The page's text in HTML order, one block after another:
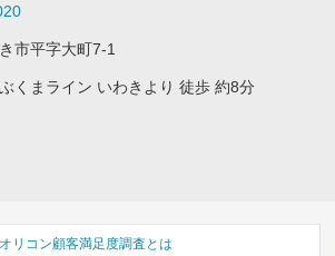
市平字大町7-1
くまライン いわきより 徒歩 約8分
オリコン顧客満足度調査とは